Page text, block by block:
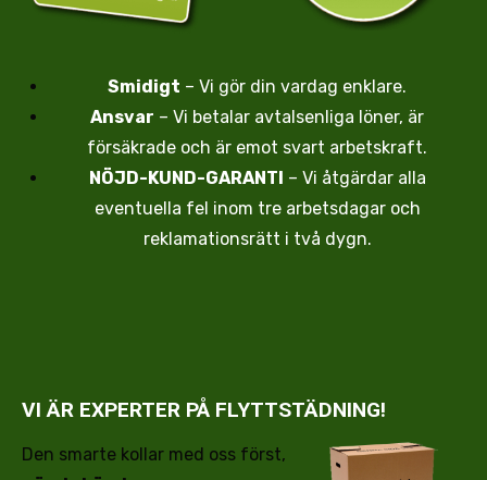
Smidigt – Vi gör din vardag enklare.
Ansvar – Vi betalar avtalsenliga löner, är
försäkrade och är emot svart arbetskraft.
NÖJD-KUND-GARANTI – Vi åtgärdar alla
eventuella fel inom tre arbetsdagar och
reklamationsrätt i två dygn.
VI ÄR EXPERTER PÅ FLYTTSTÄDNING!
Den smarte kollar med oss först,